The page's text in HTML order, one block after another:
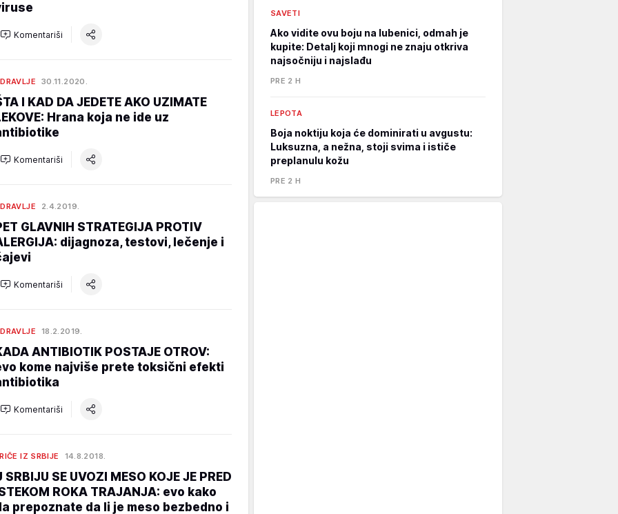
Komentariši
30.11.2020.
I KAD DA JEDETE AKO UZIMATE
Hrana koja ne ide uz
Komentariši
2.4.2019.
GLAVNIH STRATEGIJA PROTIV
dijagnoza, testovi, lečenje i
Komentariši
18.2.2019.
ANTIBIOTIK POSTAJE OTROV:
kome najviše prete toksični efekti
Komentariši
IZ SRBIJE 14.8.2018.
SRBIJU SE UVOZI MESO KOJE JE PRED
ROKA TRAJANJA: evo kako
prepoznate da li je meso bezbedno i
SAVETI
Ako vidite ovu boju na lubenici, odmah je
kupite: Detalj koji mnogi ne znaju otkriva
najsočniju i najslađu
PRE 2 H
LEPOTA
Boja noktiju koja će dominirati u avgustu:
Luksuzna, a nežna, stoji svima i ističe
preplanulu kožu
PRE 2 H